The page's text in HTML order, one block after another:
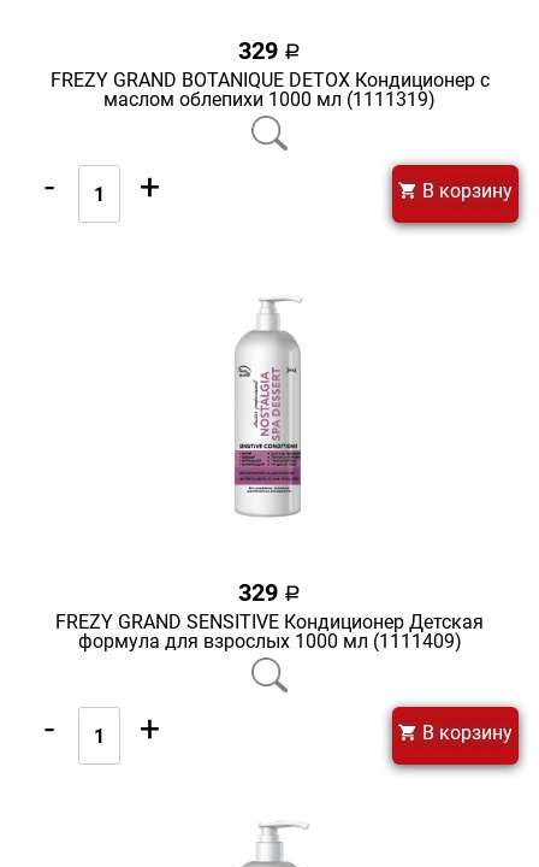
329 a
FREZY GRAND BOTANIQUE DETOX Кондиционер с
маслом облепихи 1000 мл (1111319)
- + В корзину
329 a
FREZY GRAND SENSITIVE Кондиционер Детская
формула для взрослых 1000 мл (1111409)
- + В корзину